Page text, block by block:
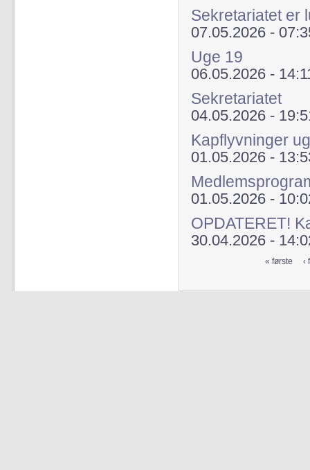
Sekretariatet er
07.05.2026 -
Uge 19
06.05.2026 -
Sekretariatet
04.05.2026 -
Kapflyvninger
01.05.2026 -
01.05.2026 -
OPDATERET!
30.04.2026 -
« første ‹